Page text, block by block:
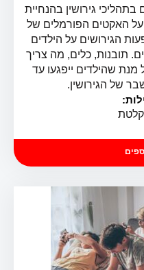
גירושין בהנחיית
על האקטים הפורמלים של
הגירושים על הילדים
תובנות, כלים, מה צריך
שהילדים ייפגעו עד
של הגירושין.